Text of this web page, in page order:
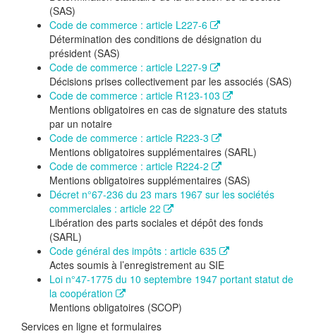
(SAS)
Code de commerce : article L227-6
Détermination des conditions de désignation du
président (SAS)
Code de commerce : article L227-9
Décisions prises collectivement par les associés (SAS)
Code de commerce : article R123-103
Mentions obligatoires en cas de signature des statuts
par un notaire
Code de commerce : article R223-3
Mentions obligatoires supplémentaires (SARL)
Code de commerce : article R224-2
Mentions obligatoires supplémentaires (SAS)
Décret n°67-236 du 23 mars 1967 sur les sociétés
commerciales : article 22
Libération des parts sociales et dépôt des fonds
(SARL)
Code général des impôts : article 635
Actes soumis à l’enregistrement au SIE
Loi n°47-1775 du 10 septembre 1947 portant statut de
la coopération
Mentions obligatoires (SCOP)
Services en ligne et formulaires